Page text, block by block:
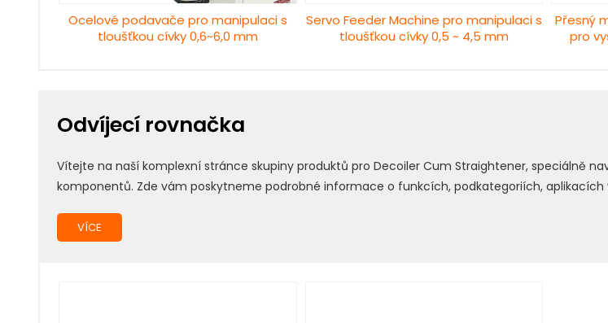
Ocelové podavače pro manipulaci s
tloušťkou cívky 0,6~6,0 mm
Servo Feeder Machine pro manipulaci s
tloušťkou cívky 0,5 ~ 4,5 mm
Přesný
pro
Odvíjecí rovnačka
Vítejte na naší komplexní stránce skupiny produktů pro Decoiler Cum Straightener, speciálně
komponentů. Zde vám poskytneme podrobné informace o funkcích, podkategoriích,
VÍCE